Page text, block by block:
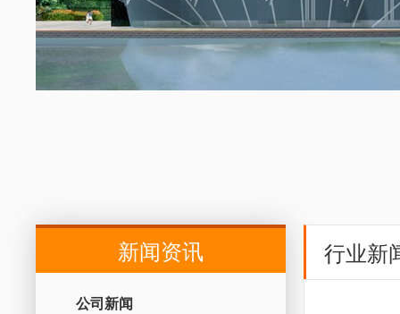
新闻资讯
公司新闻
行业新